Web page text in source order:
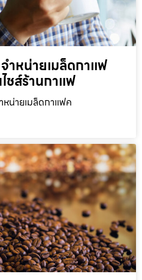
ำหน่ายเมล็ดกาแฟ
ส์ร้านกาแฟ
หน่ายเมล็ดกาแฟค